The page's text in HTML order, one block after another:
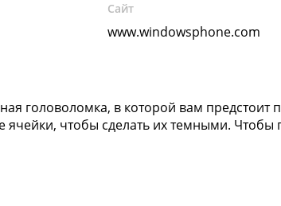
Сайт
www.windowsphone.com
головоломка, в которой вам предстоит
чтобы сделать их темными. Чтобы